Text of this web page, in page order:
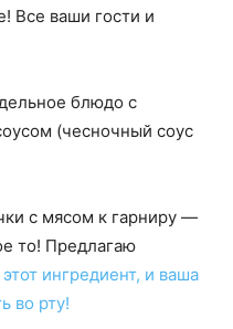
Все ваши гости и
блюдо с
(чесночный соус
с мясом к гарниру —
то! Предлагаю
ингредиент, и ваша
во рту!